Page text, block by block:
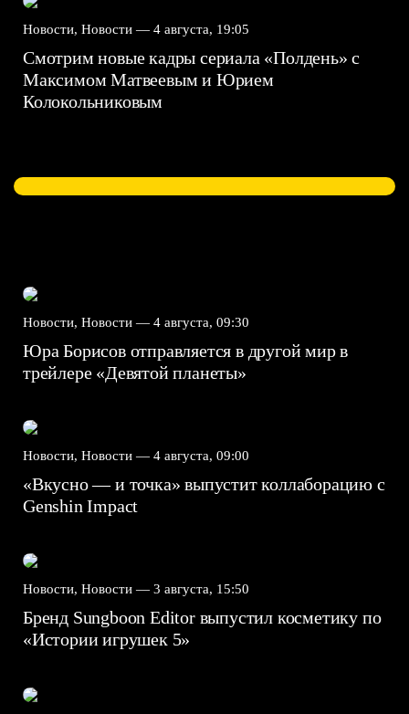
Новости, Новости — 4 августа, 19:05
Смотрим новые кадры сериала «Полдень» с
Максимом Матвеевым и Юрием
Колокольниковым
Новости, Новости — 4 августа, 09:30
Юра Борисов отправляется в другой мир в
трейлере «Девятой планеты»
Новости, Новости — 4 августа, 09:00
«Вкусно — и точка» выпустит коллаборацию с
Genshin Impact⁠⁠
Новости, Новости — 3 августа, 15:50
Бренд Sungboon Editor выпустил косметику по
«Истории игрушек 5»